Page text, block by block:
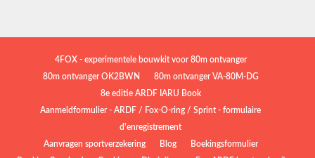
4FOX - experimentele bouwkit voor 80m ontvanger
80m ontvanger OK2BWN
80m ontvanger VA-80M-DG
8e editie ARDF IARU Book
Aanmeldformulier - ARDF / Fox-O-ring / Sprint - formulaire
d'enregistrement
Aanvragen sportverzekering
Blog
Boekingsformulier